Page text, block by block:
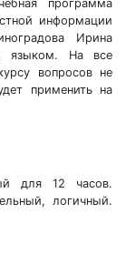
программа
информации
Ирина
языком. На все
вопросов не
применить на
для 12 часов.
логичный.